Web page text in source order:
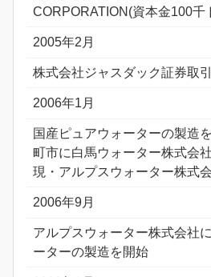
CORPORATION(資本金100千
2005年2月
株式会社ジャスダック証券取
2006年1月
国産ピュアウォーターの製造
町市に白馬ウォーター株式会
現・アルプスウォーター株式
2006年9月
アルプスウォーター株式会社
ーターの製造を開始